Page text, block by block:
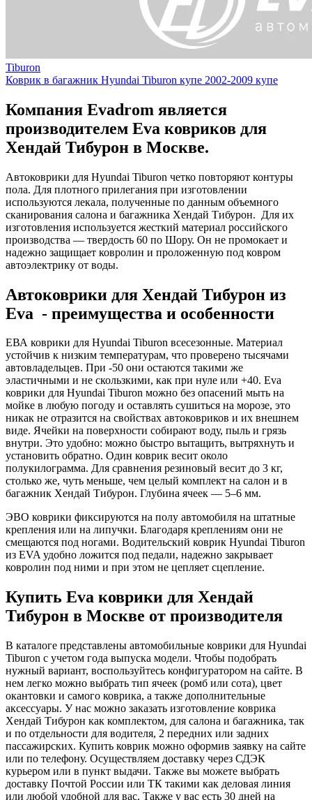
Tiburon
Коврик в багажник Hyundai Tiburon купе 2002-2009 купе
Компания Evadrom является
производителем Eva ковриков для
Хендай Тибурон в Москве.
Автоковрики для Hyundai Tiburon четко повторяют контуры
пола. Для плотного прилегания при изготовлении
используются лекала, полученные по данным объемного
сканирования салона и багажника Хендай Тибурон. Для их
изготовления используется жесткий материал российского
производства — твердость 60 по Шору. Он не промокает и
надежно защищает ковролин и проложенную под ковром
автоэлектрику от воды.
Автоковрики для Хендай Тибурон из
Eva - преимущества и особенности
ЕВА коврики для Hyundai Tiburon всесезонные. Материал
устойчив к низким температурам, что проверено тысячами
автовладельцев. При -50 они остаются такими же
эластичными и не скользкими, как при нуле или +40. Eva
коврики для Hyundai Tiburon можно без опасений мыть на
мойке в любую погоду и оставлять сушиться на морозе, это
никак не отразится на свойствах автоковриков и их внешнем
виде. Ячейки на поверхности собирают воду, пыль и грязь
внутри. Это удобно: можно быстро вытащить, вытряхнуть и
установить обратно. Один коврик весит около
полукилограмма. Для сравнения резиновый весит до 3 кг,
столько же, чуть меньше, чем целый комплект на салон и в
багажник Хендай Тибурон. Глубина ячеек — 5–6 мм.
ЭВО коврики фиксируются на полу автомобиля на штатные
крепления или на липучки. Благодаря креплениям они не
смещаются под ногами. Водительский коврик Hyundai Tiburon
из EVA удобно ложится под педали, надежно закрывает
ковролин под ними и при этом не цепляет сцепление.
Купить Eva коврики для Хендай
Тибурон в Москве от производителя
В каталоге представлены автомобильные коврики для Hyundai
Tiburon с учетом года выпуска модели. Чтобы подобрать
нужный вариант, воспользуйтесь конфигуратором на сайте. В
нем легко можно выбрать тип ячеек (ромб или сота), цвет
окантовки и самого коврика, а также дополнительные
аксессуары. У нас можно заказать изготовление коврика
Хендай Тибурон как комплектом, для салона и багажника, так
и по отдельности для водителя, 2 передних или задних
пассажирских. Купить коврик можно оформив заявку на сайте
или по телефону. Осуществляем доставку через СДЭК
курьером или в пункт выдачи. Также вы можете выбрать
доставку Почтой России или ТК такими как деловая линия
или любой удобной для вас. Также у вас есть 30 дней на